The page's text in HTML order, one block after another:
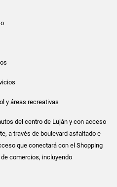
y áreas recreativas
del centro de Luján y con acceso
a través de boulevard asfaltado e
que conectará con el Shopping
comercios, incluyendo